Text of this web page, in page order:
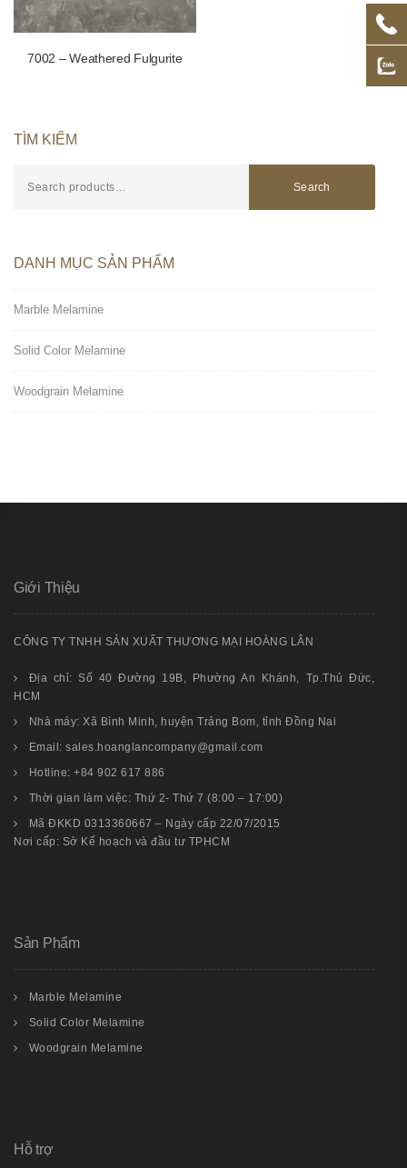
7002 – Weathered Fulgurite
TÌM KIẾM
Search
DANH MỤC SẢN PHẨM
Marble Melamine
Solid Color Melamine
Woodgrain Melamine
Giới Thiệu
CÔNG TY TNHH SẢN XUẤT THƯƠNG MẠI HOÀNG LÂN
Địa chỉ: Số 40 Đường 19B, Phường An Khánh, Tp.Thủ Đức,
HCM
Nhà máy: Xã Bình Minh, huyện Trảng Bom, tỉnh Đồng Nai
Email: sales.hoanglancompany@gmail.com
Hotline: +84 902 617 886
Thời gian làm việc: Thứ 2- Thứ 7 (8:00 – 17:00)
Mã ĐKKD 0313360667 – Ngày cấp 22/07/2015
Nơi cấp: Sở Kế hoạch và đầu tư TPHCM
Sản Phẩm
Marble Melamine
Solid Color Melamine
Woodgrain Melamine
Hỗ trợ